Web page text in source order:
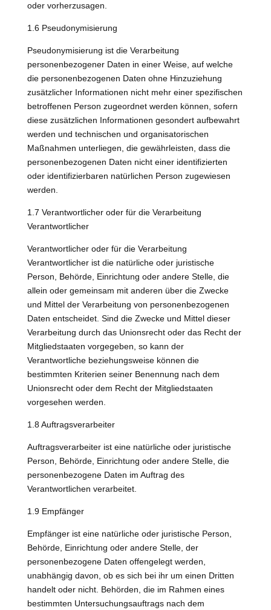
oder vorherzusagen.
1.6 Pseudonymisierung
Pseudonymisierung ist die Verarbeitung
personenbezogener Daten in einer Weise, auf welche
die personenbezogenen Daten ohne Hinzuziehung
zusätzlicher Informationen nicht mehr einer spezifischen
betroffenen Person zugeordnet werden können, sofern
diese zusätzlichen Informationen gesondert aufbewahrt
werden und technischen und organisatorischen
Maßnahmen unterliegen, die gewährleisten, dass die
personenbezogenen Daten nicht einer identifizierten
oder identifizierbaren natürlichen Person zugewiesen
werden.
1.7 Verantwortlicher oder für die Verarbeitung
Verantwortlicher
Verantwortlicher oder für die Verarbeitung
Verantwortlicher ist die natürliche oder juristische
Person, Behörde, Einrichtung oder andere Stelle, die
allein oder gemeinsam mit anderen über die Zwecke
und Mittel der Verarbeitung von personenbezogenen
Daten entscheidet. Sind die Zwecke und Mittel dieser
Verarbeitung durch das Unionsrecht oder das Recht der
Mitgliedstaaten vorgegeben, so kann der
Verantwortliche beziehungsweise können die
bestimmten Kriterien seiner Benennung nach dem
Unionsrecht oder dem Recht der Mitgliedstaaten
vorgesehen werden.
1.8 Auftragsverarbeiter
Auftragsverarbeiter ist eine natürliche oder juristische
Person, Behörde, Einrichtung oder andere Stelle, die
personenbezogene Daten im Auftrag des
Verantwortlichen verarbeitet.
1.9 Empfänger
Empfänger ist eine natürliche oder juristische Person,
Behörde, Einrichtung oder andere Stelle, der
personenbezogene Daten offengelegt werden,
unabhängig davon, ob es sich bei ihr um einen Dritten
handelt oder nicht. Behörden, die im Rahmen eines
bestimmten Untersuchungsauftrags nach dem